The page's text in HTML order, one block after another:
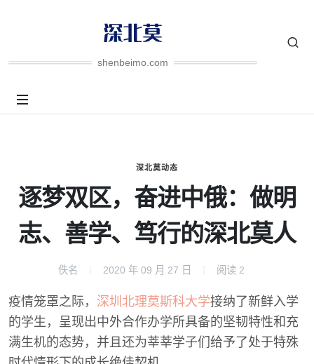
shenbeimo.com
深北莫动态
逐梦双区，奋进中俄：做明
志、善学、笃行的深北莫人
佚名 2020 年 09 月 27 日 阅读 2
疫情笼罩之际， 深圳北理莫斯科大学接纳了新鲜入学
的学生，呈现出中外合作办学所具备的坚韧特性和充
满生机的态势，并且还为莘莘学子们给予了处于特殊